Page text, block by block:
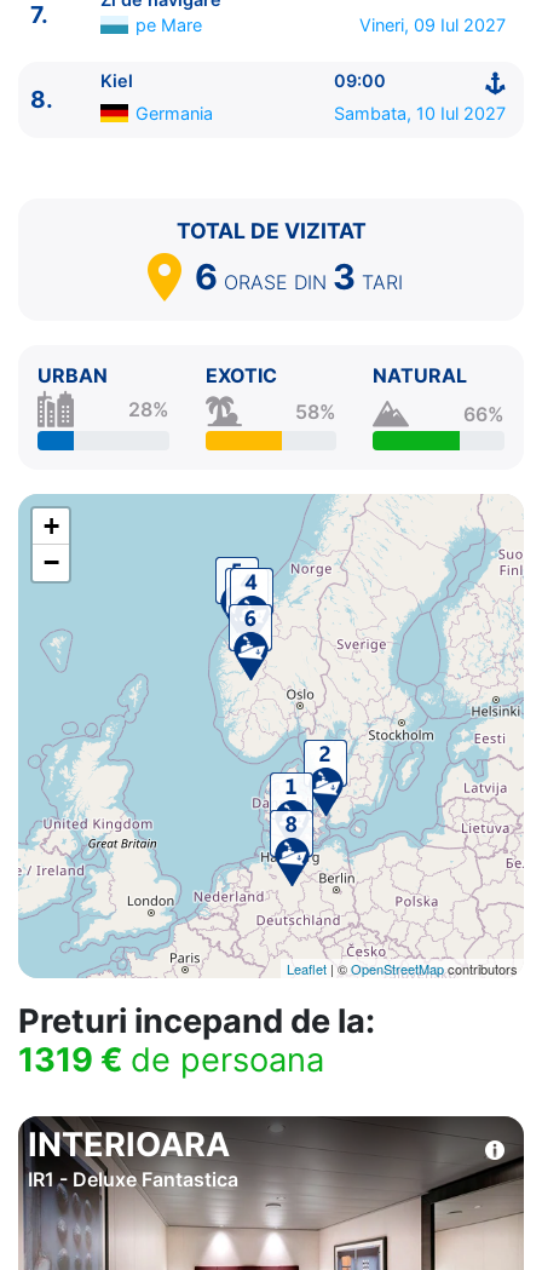
Flam Norvegia
8.
Germania
7.
pe Mare
Vineri, 09 Iul 2027
8.
Kiel
09:00
Germania
Sambata, 10 Iul 2027
TOTAL DE VIZITAT
6 ORASE DIN 3 TARI
URBAN
28%
EXOTIC
58%
NATURAL
66%
+
−
Leaflet | ©OpenStreetMapcontributors
Preturi incepand de la:
1319 € de persoana
INTERIOARA
IR1 - Deluxe Fantastica